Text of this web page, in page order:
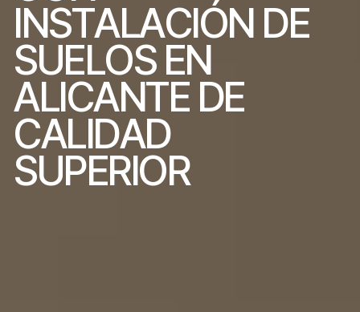
INSTALACIÓN DE
SUELOS EN
ALICANTE DE
CALIDAD
SUPERIOR